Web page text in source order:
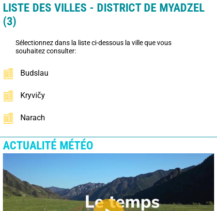
LISTE DES VILLES - DISTRICT DE MYADZEL
(3)
Sélectionnez dans la liste ci-dessous la ville que vous
souhaitez consulter:
Budslau
Kryvičy
Narach
ACTUALITÉ MÉTÉO